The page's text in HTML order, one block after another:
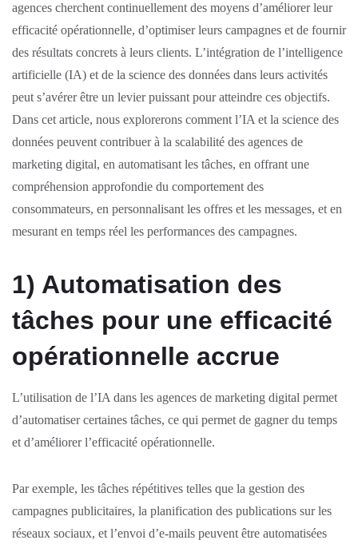
agences cherchent continuellement des moyens d’améliorer leur
efficacité opérationnelle, d’optimiser leurs campagnes et de fournir
des résultats concrets à leurs clients. L’intégration de l’intelligence
artificielle (IA) et de la science des données dans leurs activités
peut s’avérer être un levier puissant pour atteindre ces objectifs.
Dans cet article, nous explorerons comment l’IA et la science des
données peuvent contribuer à la scalabilité des agences de
marketing digital, en automatisant les tâches, en offrant une
compréhension approfondie du comportement des
consommateurs, en personnalisant les offres et les messages, et en
mesurant en temps réel les performances des campagnes.
1) Automatisation des
tâches pour une efficacité
opérationnelle accrue
L’utilisation de l’IA dans les agences de marketing digital permet
d’automatiser certaines tâches, ce qui permet de gagner du temps
et d’améliorer l’efficacité opérationnelle.
Par exemple, les tâches répétitives telles que la gestion des
campagnes publicitaires, la planification des publications sur les
réseaux sociaux, et l’envoi d’e-mails peuvent être automatisées